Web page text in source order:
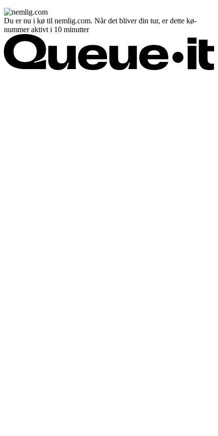
Du er nu i kø til nemlig.com. Når det bliver din tur, er dette kø-
nummer aktivt i 10 minutter